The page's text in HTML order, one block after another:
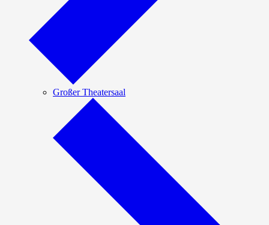
Großer Theatersaal